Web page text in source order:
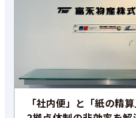
「社内便」と「紙の精算